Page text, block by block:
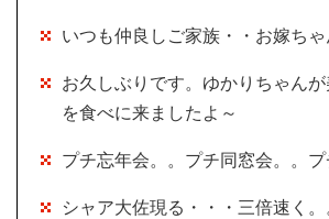
いつも仲良しご家族・・お嫁ちゃ
お久しぶりです。ゆかりちゃん
を食べに来ましたよ～
プチ忘年会。。プチ同窓会。。
シャア大佐現る・・・三倍速く